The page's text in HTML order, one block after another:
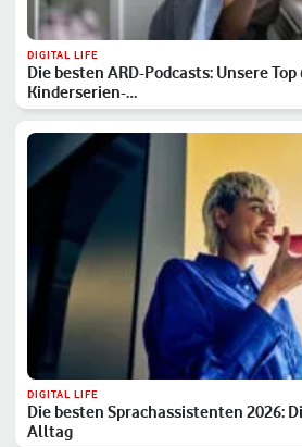
DIGITAL LIFE
Die besten ARD-Podcasts: Unsere
Kinderserien-…
DIGITAL LIFE
Die besten Sprachassistenten 2026:
Alltag